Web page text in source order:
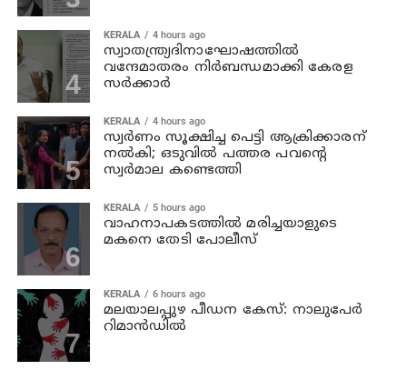
KERALA 4 hours ago
സ്വാതന്ത്ര്യദിനാഘോഷത്തില്‍
വന്ദേമാതരം നിര്‍ബന്ധമാക്കി കേരള
സര്‍ക്കാര്‍
KERALA 4 hours ago
സ്വര്‍ണം സൂക്ഷിച്ച പെട്ടി ആക്രിക്കാരന്
നല്‍കി; ഒടുവില്‍ പത്തര പവന്റെ
സ്വര്‍മാല കണ്ടെത്തി
KERALA 5 hours ago
വാഹനാപകടത്തില്‍ മരിച്ചയാളുടെ
മകനെ തേടി പോലീസ്
KERALA 6 hours ago
മലയാലപ്പുഴ പീഡന കേസ്: നാലുപേര്‍
റിമാന്‍ഡില്‍